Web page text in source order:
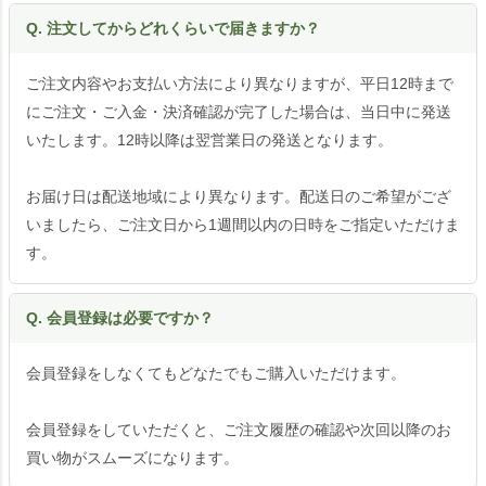
Q. 注文してからどれくらいで届きますか？
ご注文内容やお支払い方法により異なりますが、平日12時まで
にご注文・ご入金・決済確認が完了した場合は、当日中に発送
いたします。12時以降は翌営業日の発送となります。
お届け日は配送地域により異なります。配送日のご希望がござ
いましたら、ご注文日から1週間以内の日時をご指定いただけま
す。
Q. 会員登録は必要ですか？
会員登録をしなくてもどなたでもご購入いただけます。
会員登録をしていただくと、ご注文履歴の確認や次回以降のお
買い物がスムーズになります。